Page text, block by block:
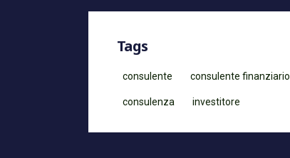
Tags
consulente consulente finanziario
consulenza investitore